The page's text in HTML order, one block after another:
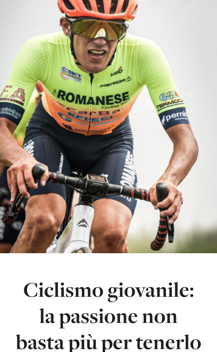
Ciclismo giovanile:
la passione non
basta più per tenerlo